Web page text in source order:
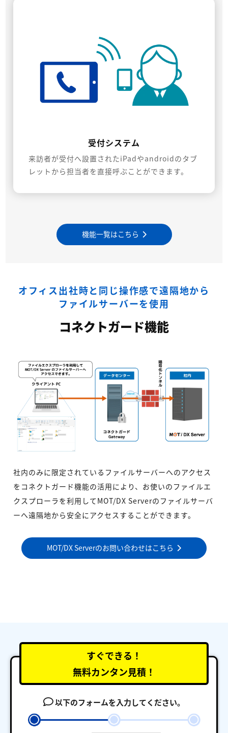
受付システム
来訪者が受付へ設置されたiPadやandroidのタブ
レットから担当者を直接呼ぶことができます。
機能一覧はこちら
オフィス出社時と同じ操作感で遠隔地から
ファイルサーバーを使用
コネクトガード機能
社内のみに限定されているファイルサーバーへのアクセス
をコネクトガード機能の活用により、お使いのファイルエ
クスプローラを利用してMOT/DX Serverのファイルサーバ
ーへ遠隔地から安全にアクセスすることができます。
MOT/DX Serverのお問い合わせはこちら
すぐできる！
無料カンタン見積！
以下のフォームを入力してください。